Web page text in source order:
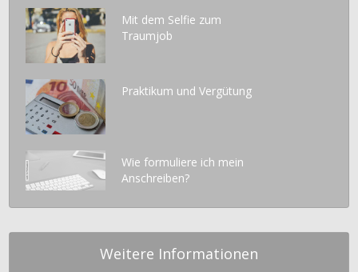
Mit dem Selfie zum
Traumjob
Praktikum und Vergütung
Wie formuliere ich mein
Anschreiben?
Weitere Informationen